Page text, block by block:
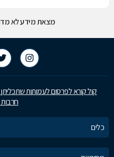
מצאת מידע לא
קול קורא לפרסום לעמותות
כלים